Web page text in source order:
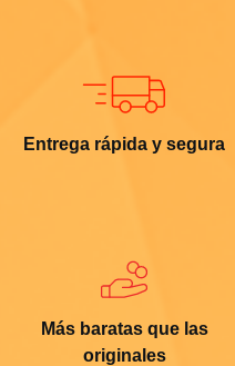
Entrega rápida y segura
Más baratas que las
originales